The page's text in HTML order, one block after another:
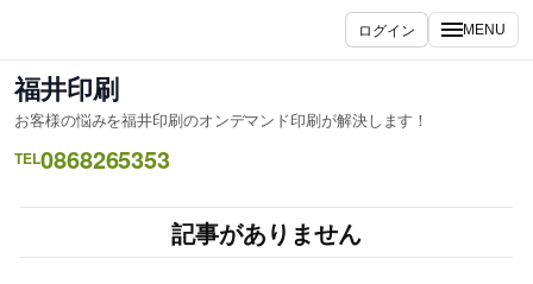
を
ス
キ
ッ
ログイン MENU
福井印刷
お客様の悩みを福井印刷のオンデマンド印刷が解決します！
TEL0868265353
記事がありません